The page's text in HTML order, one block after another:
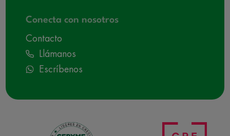
Conecta con nosotros
Contacto
Llámanos
Escríbenos